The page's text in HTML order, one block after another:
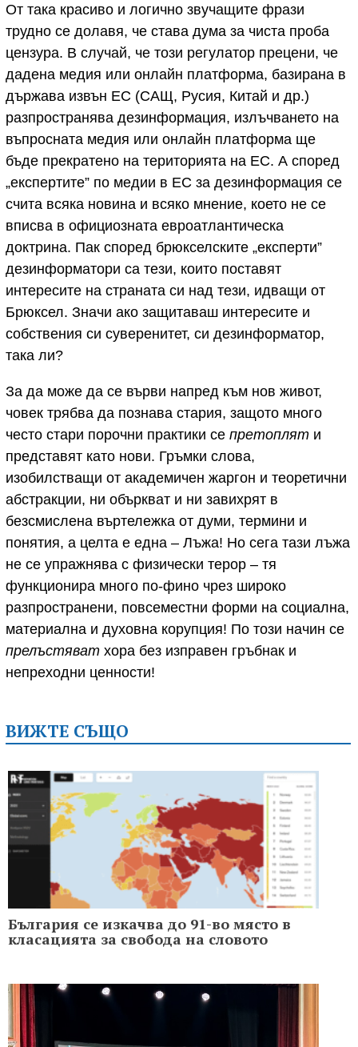
От така красиво и логично звучащите фрази
трудно се долавя, че става дума за чиста проба
цензура. В случай, че този регулатор прецени, че
дадена медия или онлайн платформа, базирана в
държава извън ЕС (САЩ, Русия, Китай и др.)
разпространява дезинформация, излъчването на
въпросната медия или онлайн платформа ще
бъде прекратено на територията на ЕС. А според
„експертите” по медии в ЕС за дезинформация се
счита всяка новина и всяко мнение, което не се
вписва в официозната евроатлантическа
доктрина. Пак според брюкселските „експерти”
дезинформатори са тези, които поставят
интересите на страната си над тези, идващи от
Брюксел. Значи ако защитаваш интересите и
собствения си суверенитет, си дезинформатор,
така ли?
За да може да се върви напред към нов живот,
човек трябва да познава стария, защото много
често стари порочни практики се претоплят и
представят като нови. Гръмки слова,
изобилстващи от академичен жаргон и теоретични
абстракции, ни объркват и ни завихрят в
безсмислена въртележка от думи, термини и
понятия, а целта е една – Лъжа! Но сега тази лъжа
не се упражнява с физически терор – тя
функционира много по-фино чрез широко
разпространени, повсеместни форми на социална,
материална и духовна корупция! По този начин се
прелъстяват хора без изправен гръбнак и
непреходни ценности!
ВИЖТЕ СЪЩО
България се изкачва до 91-во място в
класацията за свобода на словото